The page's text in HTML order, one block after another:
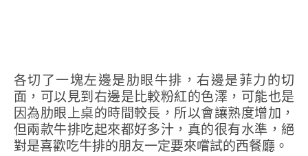
各切了一塊左邊是肋眼牛排，右邊是菲力的切
面，可以見到右邊是比較粉紅的色澤，可能也是
因為肋眼上桌的時間較長，所以會讓熟度增加，
但兩款牛排吃起來都好多汁，真的很有水準，絕
對是喜歡吃牛排的朋友一定要來嚐試的西餐廳。